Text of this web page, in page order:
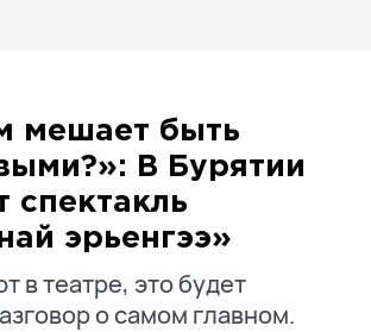
мешает быть
В Бурятии
спектакль
эрьенгээ»
в театре, это будет
о самом главном.